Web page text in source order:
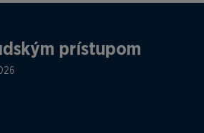
prístupom